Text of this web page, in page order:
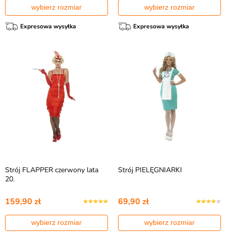
wybierz rozmiar
Expresowa wysyłka
wybierz rozmiar
Expresowa wysyłka
Strój FLAPPER czerwony lata
20.
159,90 zł
wybierz rozmiar
Strój PIELĘGNIARKI
69,90 zł
wybierz rozmiar